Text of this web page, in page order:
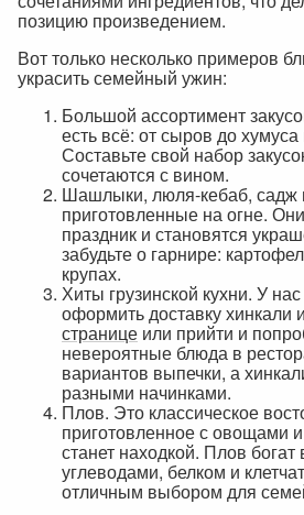
позицию произведением.
Вот только несколько примеров
украсить семейный ужин:
Большой ассортимент
есть всё: от сыров до
Составьте свой набор
сочетаются с вином.
Шашлыки, люля-кебаб, садж
приготовленные на огне.
праздник и становятся
забудьте о гарнире:
крупах.
Хиты грузинской кухни. У
оформить доставку хинкали
странице или прийти и
невероятные блюда в
вариантов выпечки, а
разными начинками.
Плов. Это классическое
приготовленное с овощами
станет находкой. Плов
углеводами, белком и
отличным выбором для